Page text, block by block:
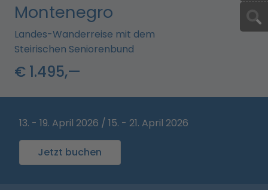
Montenegro
Landes-Wanderreise mit dem
Steirischen Seniorenbund
€ 1.495,—
13. - 19. April 2026 / 15. - 21. April 2026
Jetzt buchen